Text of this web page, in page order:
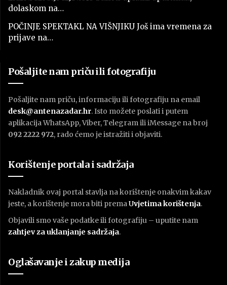
dolaskom na…
POČINJE SPEKTAKL NA VIŠNJIKU Još ima vremena za
prijave na…
Pošaljite nam priču ili fotografiju
Pošaljite nam priču, informaciju ili fotografiju na email
desk@antenazadar.hr. Isto možete poslati i putem
aplikacija WhatsApp, Viber, Telegram ili iMessage na broj
092 2222 972, rado ćemo je istražiti i objaviti.
Korištenje portala i sadržaja
Nakladnik ovaj portal stavlja na korištenje onakvim kakav
jeste, a korištenje mora biti premaUvjetima korištenja.
Objavili smo vaše podatke ili fotografiju – uputite nam
zahtjev za uklanjanje sadržaja.
Oglašavanje i zakup medija